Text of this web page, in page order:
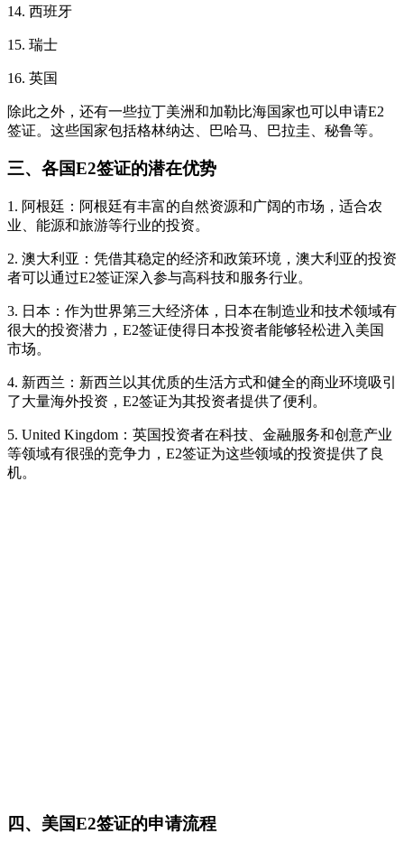
14. 西班牙
15. 瑞士
16. 英国
除此之外，还有一些拉丁美洲和加勒比海国家也可以申请E2
签证。这些国家包括格林纳达、巴哈马、巴拉圭、秘鲁等。
三、各国E2签证的潜在优势
1. 阿根廷：阿根廷有丰富的自然资源和广阔的市场，适合农
业、能源和旅游等行业的投资。
2. 澳大利亚：凭借其稳定的经济和政策环境，澳大利亚的投资
者可以通过E2签证深入参与高科技和服务行业。
3. 日本：作为世界第三大经济体，日本在制造业和技术领域有
很大的投资潜力，E2签证使得日本投资者能够轻松进入美国
市场。
4. 新西兰：新西兰以其优质的生活方式和健全的商业环境吸引
了大量海外投资，E2签证为其投资者提供了便利。
5. United Kingdom：英国投资者在科技、金融服务和创意产业
等领域有很强的竞争力，E2签证为这些领域的投资提供了良
机。
四、美国E2签证的申请流程